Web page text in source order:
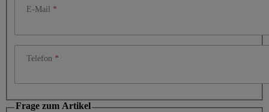
E-Mail
Telefon
Frage zum Artikel